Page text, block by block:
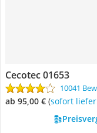
Cecotec 01653
10041
ab 95,00 € ( Sofort